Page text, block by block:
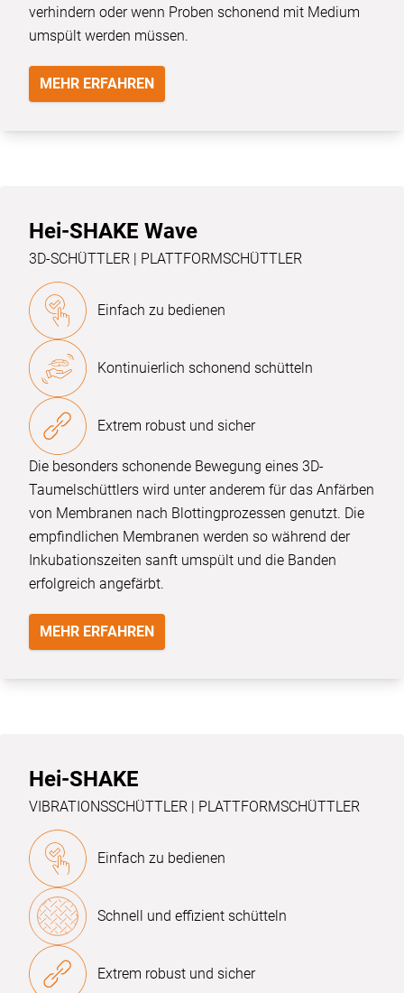
verhindern oder wenn Proben schonend mit Medium
umspült werden müssen.
MEHR ERFAHREN
Hei-SHAKE Wave
3D-SCHÜTTLER | PLATTFORMSCHÜTTLER
Einfach zu bedienen
Kontinuierlich schonend schütteln
Extrem robust und sicher
Die besonders schonende Bewegung eines 3D-
Taumelschüttlers wird unter anderem für das Anfärben
von Membranen nach Blottingprozessen genutzt. Die
empfindlichen Membranen werden so während der
Inkubationszeiten sanft umspült und die Banden
erfolgreich angefärbt.
MEHR ERFAHREN
Hei-SHAKE
VIBRATIONSSCHÜTTLER | PLATTFORMSCHÜTTLER
Einfach zu bedienen
Schnell und effizient schütteln
Extrem robust und sicher